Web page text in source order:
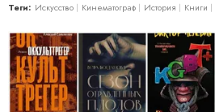
Теги: Искусство Кинематограф История Книги